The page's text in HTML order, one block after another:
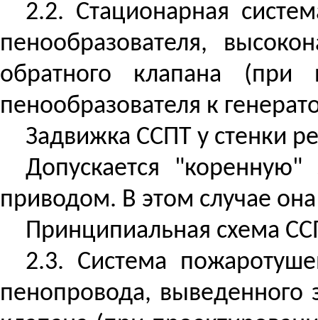
2.2. Стационарная
пенообразователя,
обратного клапана (при
пенообразователя к
Задвижка ССПТ у стенки
Допускается
приводом. В этом случае
Принципиальная схема
2.3. Система
пенопровода, выведенного